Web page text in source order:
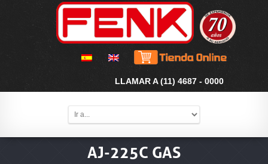
LLAMAR A (11) 4687 - 0000
AJ-225C GAS